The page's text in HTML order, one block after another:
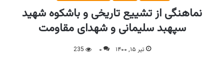
نماهنگی از تشییع تاریخی و باشکوه شهید
سپهبد سلیمانی و شهدای مقاومت
تیر ۱۵, ۱۴۰۰ ۰ 235